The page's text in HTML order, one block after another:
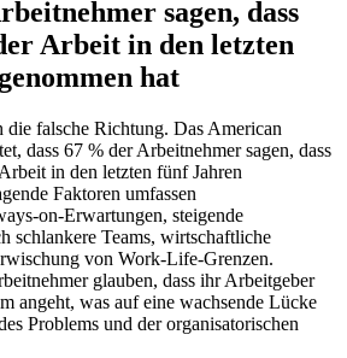
sagen, dass
Arbeit in den letzten
hat
falsche Richtung. Das American
dass 67 % der Arbeitnehmer sagen, dass
in den letzten fünf Jahren
Faktoren umfassen
on-Erwartungen, steigende
schlankere Teams, wirtschaftliche
von Work-Life-Grenzen.
glauben, dass ihr Arbeitgeber
angeht, was auf eine wachsende Lücke
Problems und der organisatorischen